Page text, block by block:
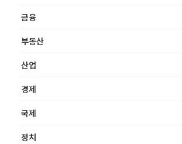
금융
부동산
산업
경제
국제
정치